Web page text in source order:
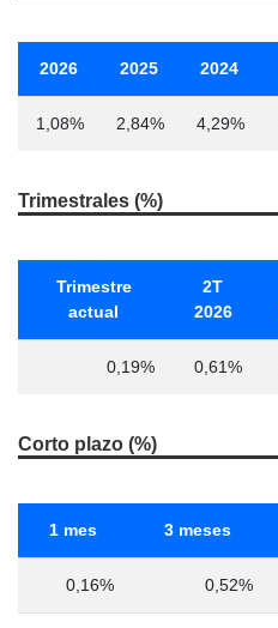
2026 2025 2024
1,08% 2,84% 4,29%
Trimestrales (%)
Trimestre
actual
2T
2026
0,19% 0,61%
Corto plazo (%)
1 mes 3 meses
0,16% 0,52%